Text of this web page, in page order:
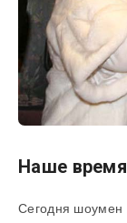
Наше время
Сегодня шоумен